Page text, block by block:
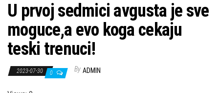
U prvoj sedmici avgusta je sve
moguce,a evo koga cekaju
teski trenuci!
2023-07-30 0 By ADMIN